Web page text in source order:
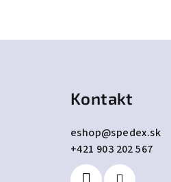
Kontakt
eshop@spedex.sk
+421 903 202 567